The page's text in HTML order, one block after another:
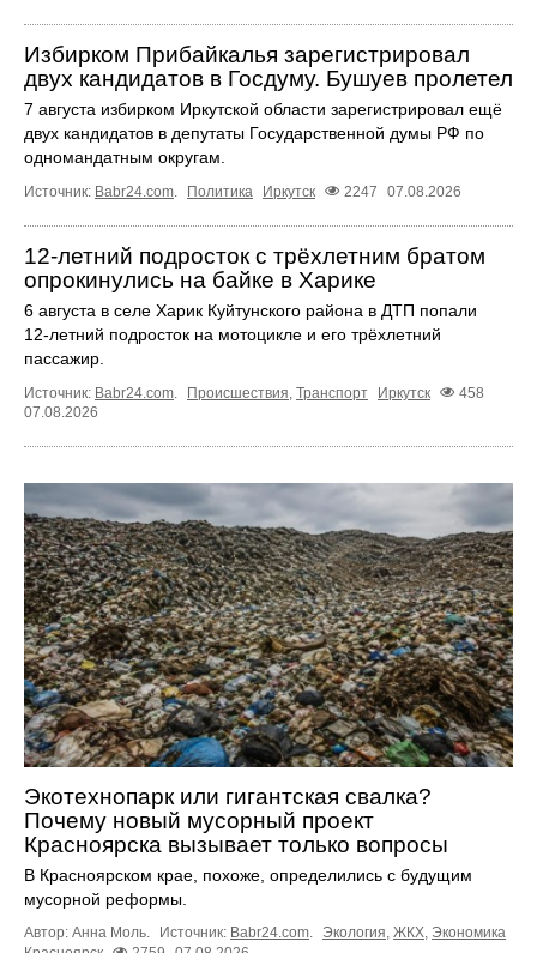
Избирком Прибайкалья зарегистрировал
двух кандидатов в Госдуму. Бушуев пролетел
7 августа избирком Иркутской области зарегистрировал ещё
двух кандидатов в депутаты Государственной думы РФ по
одномандатным округам.
Источник: Babr24.com. Политика Иркутск 2247 07.08.2026
12‑летний подросток с трёхлетним братом
опрокинулись на байке в Харике
6 августа в селе Харик Куйтунского района в ДТП попали
12‑летний подросток на мотоцикле и его трёхлетний
пассажир.
Источник: Babr24.com. Происшествия, Транспорт Иркутск
458
07.08.2026
Экотехнопарк или гигантская свалка?
Почему новый мусорный проект
Красноярска вызывает только вопросы
В Красноярском крае, похоже, определились с будущим
мусорной реформы.
Автор: Анна Моль. Источник: Babr24.com Экология ЖКХ Экономика